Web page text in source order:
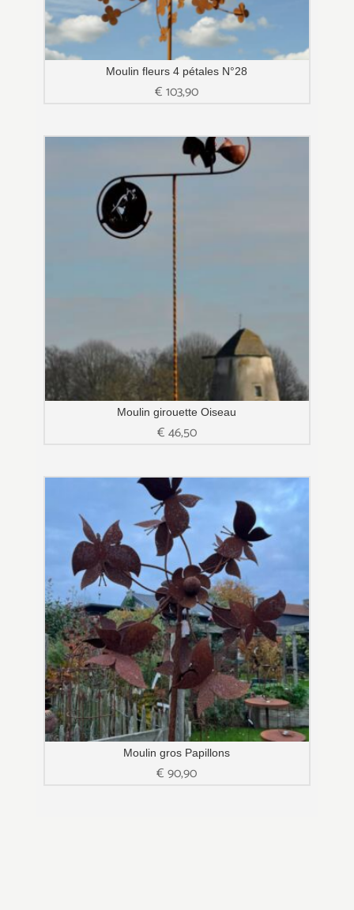
Moulin fleurs 4 pétales N°28
€103,90
Moulin girouette Oiseau
€46,50
Moulin gros Papillons
€90,90